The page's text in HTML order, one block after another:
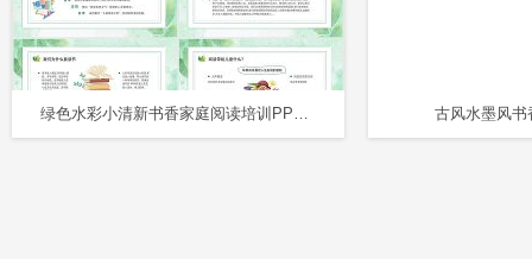
绿色水彩小清新书香家庭阅读培训PPT模板 古风水墨风